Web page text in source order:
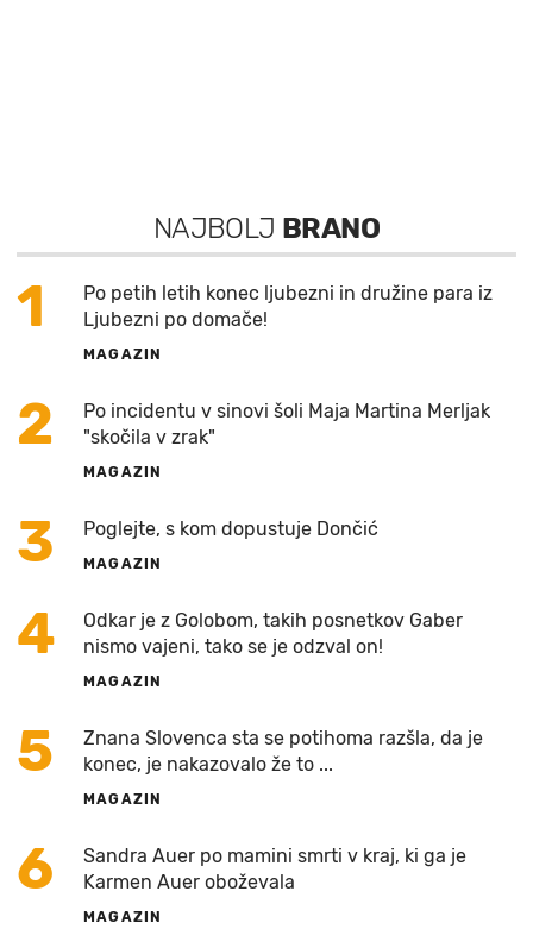
NAJBOLJ BRANO
1
Po petih letih konec ljubezni in družine para iz
Ljubezni po domače!
MAGAZIN
2
Po incidentu v sinovi šoli Maja Martina Merljak
"skočila v zrak"
MAGAZIN
3 Poglejte, s kom dopustuje Dončić
MAGAZIN
4
Odkar je z Golobom, takih posnetkov Gaber
nismo vajeni, tako se je odzval on!
MAGAZIN
5
Znana Slovenca sta se potihoma razšla, da je
konec, je nakazovalo že to ...
MAGAZIN
6
Sandra Auer po mamini smrti v kraj, ki ga je
Karmen Auer oboževala
MAGAZIN